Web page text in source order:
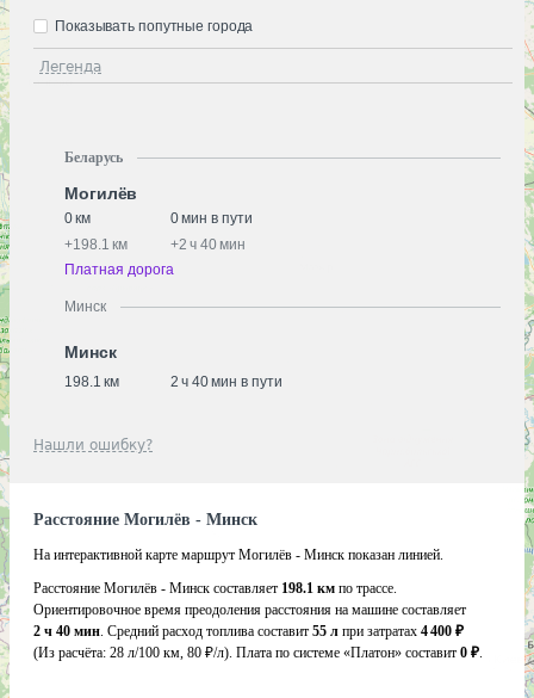
Легенда
Показывать попутные города
Беларусь
Могилёв
0 км
0 мин в пути
+198.1 км +2 ч 40 мин
Платная дорога
Минск
Минск
198.1 км 2 ч 40 мин в пути
Нашли ошибку?
Расстояние Могилёв - Минск
На интерактивной карте маршрут Могилёв - Минск показан линией.
Расстояние Могилёв - Минск составляет 198.1 км по трассе.
Ориентировочное время преодоления расстояния на машине составляет
2 ч 40 мин. Средний расход топлива составит 55 л при затратах 4 400 ₽
(Из расчёта: 28 л/100 км, 80 ₽/л). Плата по системе «Платон» составит 0 ₽.